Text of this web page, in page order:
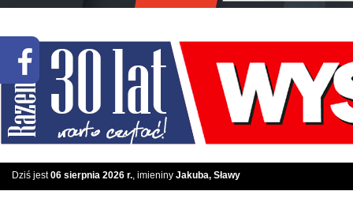
Dziś jest06 sierpnia 2026 r., imieniny Jakuba, Sławy